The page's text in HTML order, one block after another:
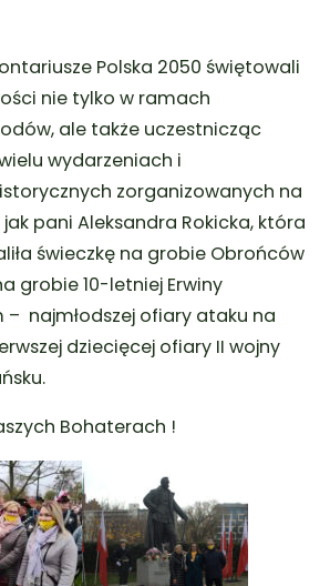
Polska 2050 świętowali
nie tylko w ramach
ale także uczestnicząc
wydarzeniach i
zorganizowanych na
pani Aleksandra Rokicka, która
świeczkę na grobie Obrońców
grobie 10-letniej Erwiny
– najmłodszej ofiary ataku na
dziecięcej ofiary II wojny
Bohaterach !